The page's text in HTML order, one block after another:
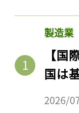
製造業
【
国は
2026/